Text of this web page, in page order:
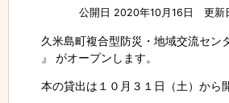
公開日 2020年10月16日 更新
久米島町複合型防災・地域交流セン
』 がオープンします。
本の貸出は１０月３１日（土）から